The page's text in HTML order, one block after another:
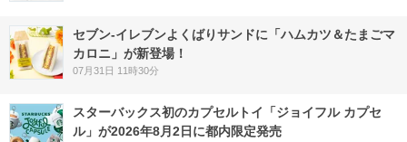
セブン‐イレブンよくばりサンドに「ハムカツ＆たまごマ
カロニ」が新登場！
07月31日 11時30分
スターバックス初のカプセルトイ「ジョイフル カプセ
ル」が2026年8月2日に都内限定発売